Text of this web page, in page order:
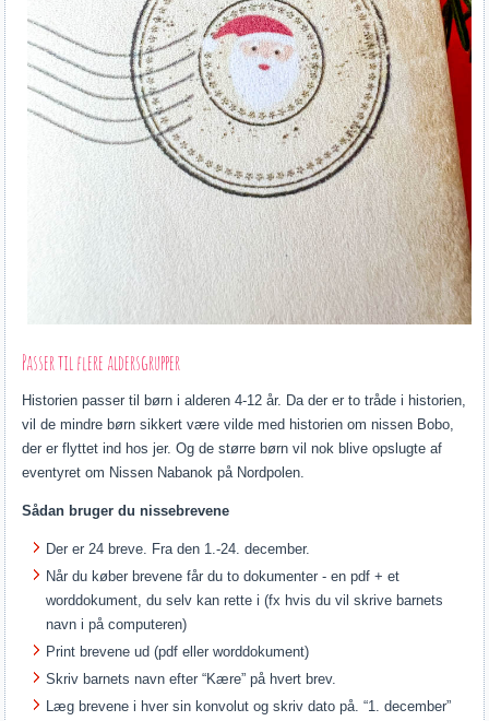
Passer til flere aldersgrupper
Historien passer til børn i alderen 4-12 år. Da der er to tråde i historien,
vil de mindre børn sikkert være vilde med historien om nissen Bobo,
der er flyttet ind hos jer. Og de større børn vil nok blive opslugte af
eventyret om Nissen Nabanok på Nordpolen.
Sådan bruger du nissebrevene
Der er 24 breve. Fra den 1.-24. december.
Når du køber brevene får du to dokumenter - en pdf + et
worddokument, du selv kan rette i (fx hvis du vil skrive barnets
navn i på computeren)
Print brevene ud (pdf eller worddokument)
Skriv barnets navn efter “Kære” på hvert brev.
Læg brevene i hver sin konvolut og skriv dato på. “1. december”